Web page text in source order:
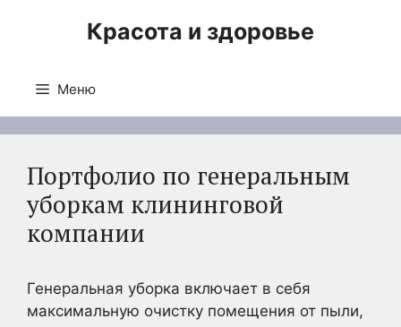
Красота и здоровье
Меню
Портфолио по генеральным
уборкам клининговой
компании
Генеральная уборка включает в себя
максимальную очистку помещения от пыли,